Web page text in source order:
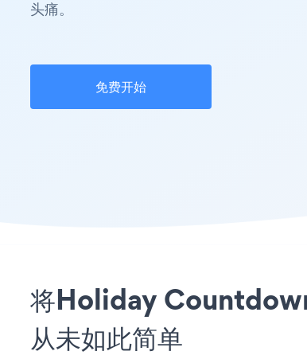
头痛。
免费开始
将Holiday
从未如此简单